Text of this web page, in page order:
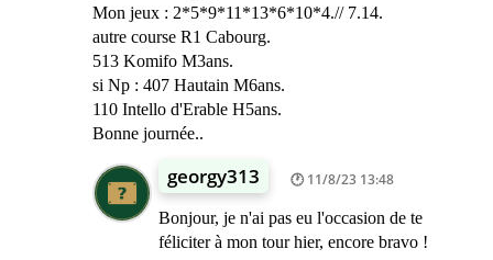
Mon jeux : 2*5*9*11*13*6*10*4.// 7.14.
autre course R1 Cabourg.
513 Komifo M3ans.
si Np : 407 Hautain M6ans.
110 Intello d'Erable H5ans.
Bonne journée..
georgy313 11/8/23 13:48
Bonjour, je n'ai pas eu l'occasion de te
féliciter à mon tour hier, encore bravo !